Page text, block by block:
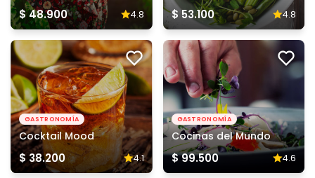
$ 48.900 4.8 $ 53.100 4.8
GASTRONOMÍA
Cocktail Mood
$ 38.200 4.1
GASTRONOMÍA
Cocinas del Mundo
$ 99.500 4.6